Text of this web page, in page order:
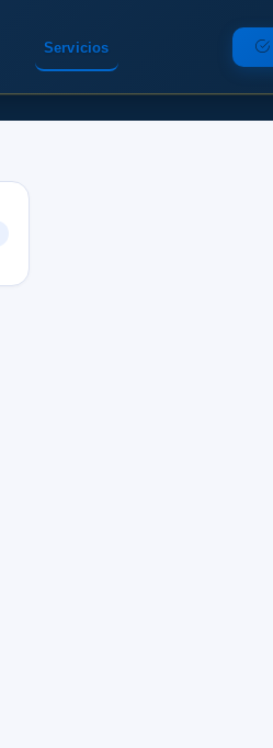
Servicios